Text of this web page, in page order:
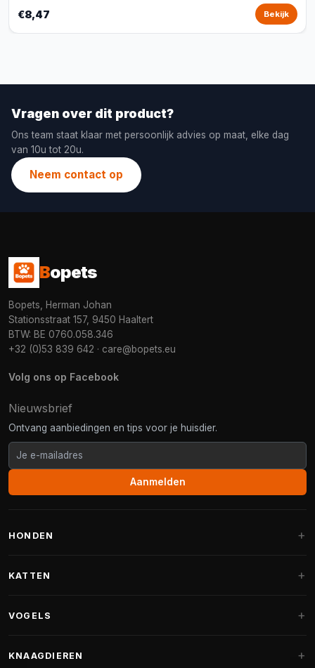
€8,47 Bekijk
Vragen over dit product?
Ons team staat klaar met persoonlijk advies op maat, elke dag
van 10u tot 20u.
Neem contact op
Bopets
Bopets, Herman Johan
Stationsstraat 157, 9450 Haaltert
BTW: BE 0760.058.346
+32 (0)53 839 642 · care@bopets.eu
Volg ons op Facebook
Nieuwsbrief
Ontvang aanbiedingen en tips voor je huisdier.
Aanmelden
HONDEN
Fantail hondenmanden
KATTEN
Krabpalen voor Maine Coon
VOGELS
KNAAGDIEREN